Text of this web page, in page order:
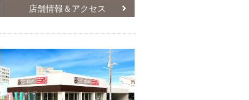
店舗情報＆アクセス